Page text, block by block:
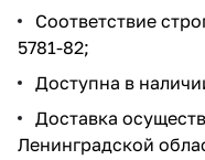
Соответствие
5781-82;
Доступна в
Доставка
Ленинградской